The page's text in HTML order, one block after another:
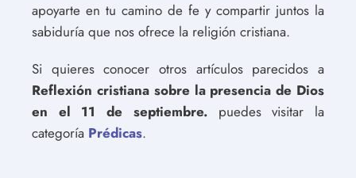
apoyarte en tu camino de fe y compartir juntos la
sabiduría que nos ofrece la religión cristiana.
Si quieres conocer otros artículos parecidos a
Reflexión cristiana sobre la presencia de Dios
en el 11 de septiembre.puedes visitar la
categoría Prédicas.